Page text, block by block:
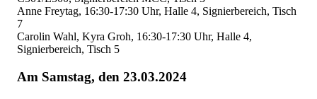
Anne Freytag, 16:30-17:30 Uhr, Halle 4, Signierbereich, Tisch
7
Carolin Wahl, Kyra Groh, 16:30-17:30 Uhr, Halle 4,
Signierbereich, Tisch 5
Am Samstag, den 23.03.2024